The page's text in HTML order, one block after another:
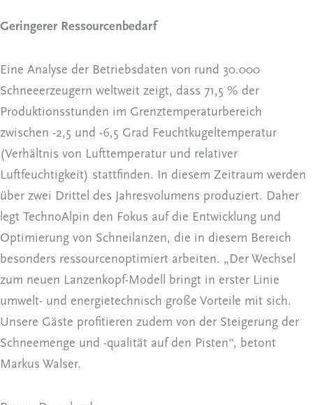
Geringerer Ressourcenbedarf
Eine Analyse der Betriebsdaten von rund 30.000
Schneeerzeugern weltweit zeigt, dass 71,5 % der
Produktionsstunden im Grenztemperaturbereich
zwischen -2,5 und -6,5 Grad Feuchtkugeltemperatur
(Verhältnis von Lufttemperatur und relativer
Luftfeuchtigkeit) stattfinden. In diesem Zeitraum werden
über zwei Drittel des Jahresvolumens produziert. Daher
legt TechnoAlpin den Fokus auf die Entwicklung und
Optimierung von Schneilanzen, die in diesem Bereich
besonders ressourcenoptimiert arbeiten. „Der Wechsel
zum neuen Lanzenkopf-Modell bringt in erster Linie
umwelt- und energietechnisch große Vorteile mit sich.
Unsere Gäste profitieren zudem von der Steigerung der
Schneemenge und -qualität auf den Pisten“, betont
Markus Walser.